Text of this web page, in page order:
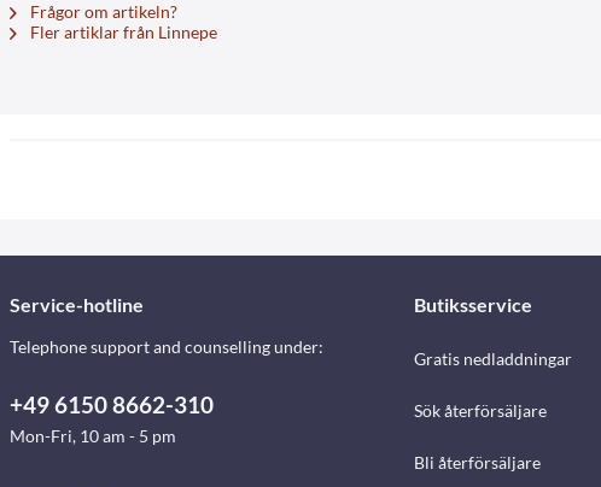
Frågor om artikeln?
Fler artiklar från Linnepe
Service-hotline
Telephone support and counselling under:
+49 6150 8662-310
Mon-Fri, 10 am - 5 pm
Butiksservice
Gratis nedladdningar
Sök återförsäljare
Bli återförsäljare